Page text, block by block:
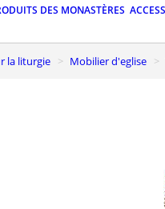
DES MONASTÈRES
la liturgie Mobilier d'eglise